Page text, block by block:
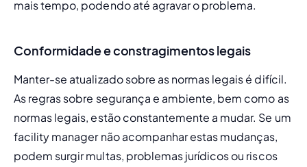
mais tempo, podendo até agravar o problema.
Conformidade e constragimentos legais
Manter-se atualizado sobre as normas legais é difícil.
As regras sobre segurança e ambiente, bem como as
normas legais, estão constantemente a mudar. Se um
facility manager não acompanhar estas mudanças,
podem surgir multas, problemas jurídicos ou riscos